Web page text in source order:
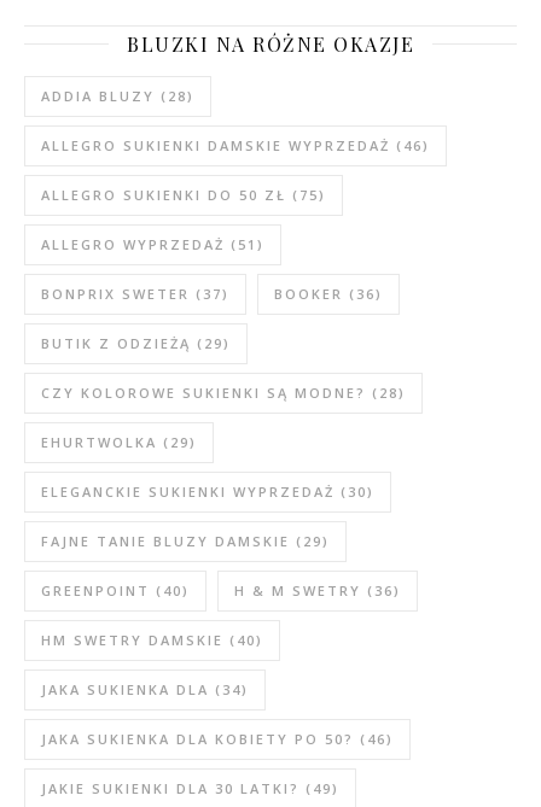
BLUZKI NA RÓŻNE OKAZJE
ADDIA BLUZY (28)
ALLEGRO SUKIENKI DAMSKIE WYPRZEDAŻ (46)
ALLEGRO SUKIENKI DO 50 ZŁ (75)
ALLEGRO WYPRZEDAŻ (51)
BONPRIX SWETER (37) BOOKER (36)
BUTIK Z ODZIEŻĄ (29)
CZY KOLOROWE SUKIENKI SĄ MODNE? (28)
EHURTWOLKA (29)
ELEGANCKIE SUKIENKI WYPRZEDAŻ (30)
FAJNE TANIE BLUZY DAMSKIE (29)
GREENPOINT (40) H & M SWETRY (36)
HM SWETRY DAMSKIE (40)
JAKA SUKIENKA DLA (34)
JAKA SUKIENKA DLA KOBIETY PO 50? (46)
JAKIE SUKIENKI DLA 30 LATKI? (49)